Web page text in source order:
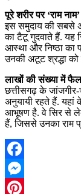
पूरे शरीर पर ‘राम
इस समुदाय की सबसे
का टैटू गुदवाते हैं. यह
आस्था और निष्ठा का
उनकी अटूट श्रद्धा को
लाखों की संख्या में
छत्तीसगढ़ के
अनुयायी रहते हैं. यहां
आभूषण है. वे सिर से
हैं, जिससे उनका राम
Facebook
Messenger